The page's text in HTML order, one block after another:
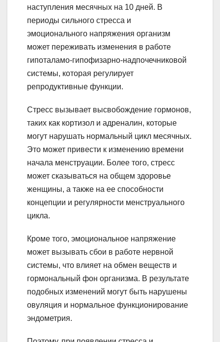
наступления месячных на 10 дней. В
периоды сильного стресса и
эмоционального напряжения организм
может переживать изменения в работе
гипоталамо-гипофизарно-надпочечниковой
системы, которая регулирует
репродуктивные функции.
Стресс вызывает высвобождение гормонов,
таких как кортизол и адреналин, которые
могут нарушать нормальный цикл месячных.
Это может привести к изменению времени
начала менструации. Более того, стресс
может сказываться на общем здоровье
женщины, а также на ее способности
концепции и регулярности менструального
цикла.
Кроме того, эмоциональное напряжение
может вызывать сбои в работе нервной
системы, что влияет на обмен веществ и
гормональный фон организма. В результате
подобных изменений могут быть нарушены
овуляция и нормальное функционирование
эндометрия.